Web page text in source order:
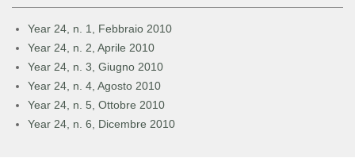
Year 24, n. 1, Febbraio 2010
Year 24, n. 2, Aprile 2010
Year 24, n. 3, Giugno 2010
Year 24, n. 4, Agosto 2010
Year 24, n. 5, Ottobre 2010
Year 24, n. 6, Dicembre 2010